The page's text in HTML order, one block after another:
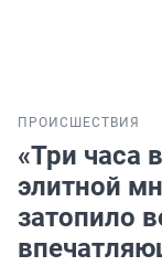
ПРОИСШЕСТВИЯ
«Три часа
элитной
затопило